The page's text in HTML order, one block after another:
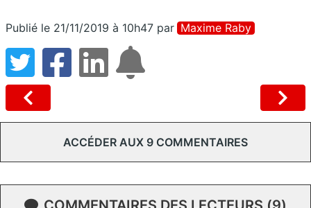
Publié le 21/11/2019 à 10h47 par Maxime Raby
ACCÉDER AUX 9 COMMENTAIRES